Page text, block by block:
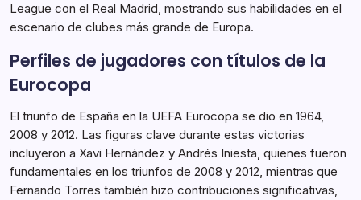
League con el Real Madrid, mostrando sus habilidades en el
escenario de clubes más grande de Europa.
Perfiles de jugadores con títulos de la
Eurocopa
El triunfo de España en la UEFA Eurocopa se dio en 1964,
2008 y 2012. Las figuras clave durante estas victorias
incluyeron a Xavi Hernández y Andrés Iniesta, quienes fueron
fundamentales en los triunfos de 2008 y 2012, mientras que
Fernando Torres también hizo contribuciones significativas,